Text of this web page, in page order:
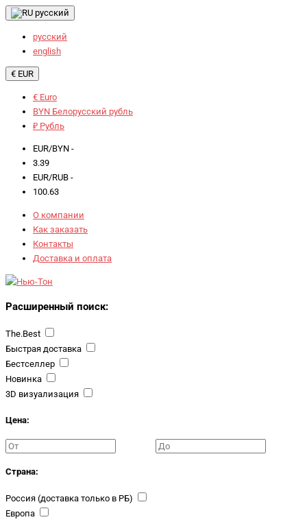
русский
русский
english
€ EUR
€ Euro
BYN Белорусский рубль
₽ Рубль
EUR/BYN -
3.39
EUR/RUB -
100.63
О компании
Как заказать
Контакты
Доставка и оплата
Расширенный поиск:
The.Best
Быстрая доставка
Бестселлер
Новинка
3D визуализация
Цена:
Страна:
Россия (доставка только в РБ)
Европа